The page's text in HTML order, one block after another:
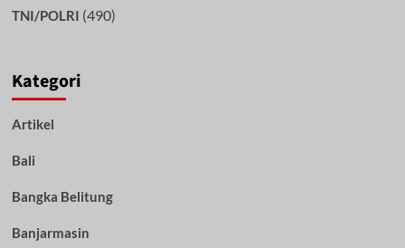
TNI/POLRI (490)
Kategori
Artikel
Bali
Bangka Belitung
Banjarmasin